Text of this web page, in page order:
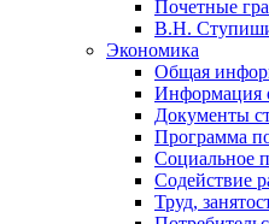
Почетные
В.Н.
Экономика
Общая
Информация
Документы
Программа
Социальное
Содействие
Труд,